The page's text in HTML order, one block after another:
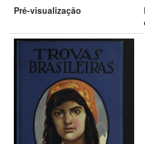
Pré-visualização